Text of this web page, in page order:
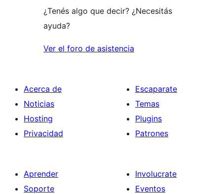
¿Tenés algo que decir? ¿Necesitás
ayuda?
Ver el foro de asistencia
Acerca de
Noticias
Hosting
Privacidad
Escaparate
Temas
Plugins
Patrones
Aprender
Soporte
Involucrate
Eventos